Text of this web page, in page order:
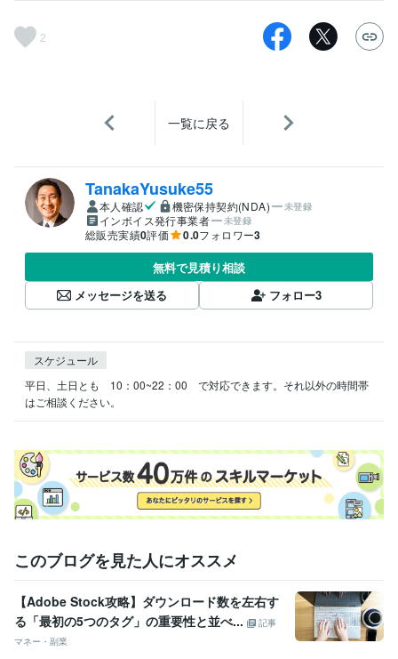
2
一覧に戻る
TanakaYusuke55
本人確認 機密保持契約(NDA) 未登録
インボイス発行事業者 未登録
総販売実績0評価 0.0フォロワー3
無料で見積り相談
メッセージを送る
フォロー3
スケジュール
平日、土日とも　10：00~22：00　で対応できます。それ以外の時間帯
はご相談ください。
このブログを見た人にオススメ
【Adobe Stock攻略】ダウンロード数を左右す
る「最初の5つのタグ」の重要性と並べ...
記事
マネー・副業